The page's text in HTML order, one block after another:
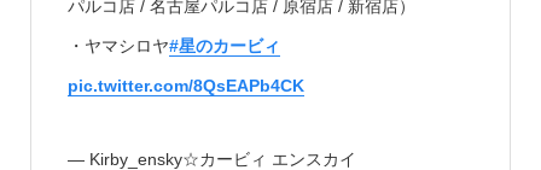
パルコ店 / 名古屋パルコ店 / 原宿店 / 新宿店）
・ヤマシロヤ#星のカービィ
pic.twitter.com/8QsEAPb4CK
— Kirby_ensky☆カービィ エンスカイ